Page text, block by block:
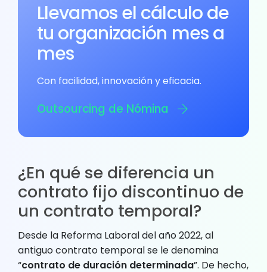
Llevamos el cálculo de
tu organización mes a
mes
Con facilidad, innovación y eficacia.
Outsourcing de Nómina
¿En qué se diferencia un
contrato fijo discontinuo de
un contrato temporal?
Desde la Reforma Laboral del año 2022, al
antiguo contrato temporal se le denomina
“contrato de duración determinada”. De hecho,